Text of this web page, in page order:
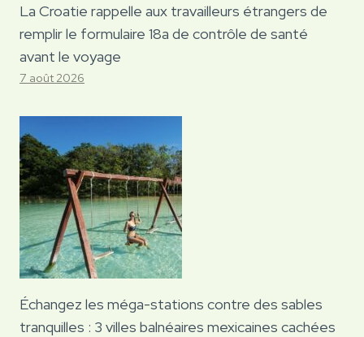
La Croatie rappelle aux travailleurs étrangers de
remplir le formulaire 18a de contrôle de santé
avant le voyage
7 août 2026
Échangez les méga-stations contre des sables
tranquilles : 3 villes balnéaires mexicaines cachées